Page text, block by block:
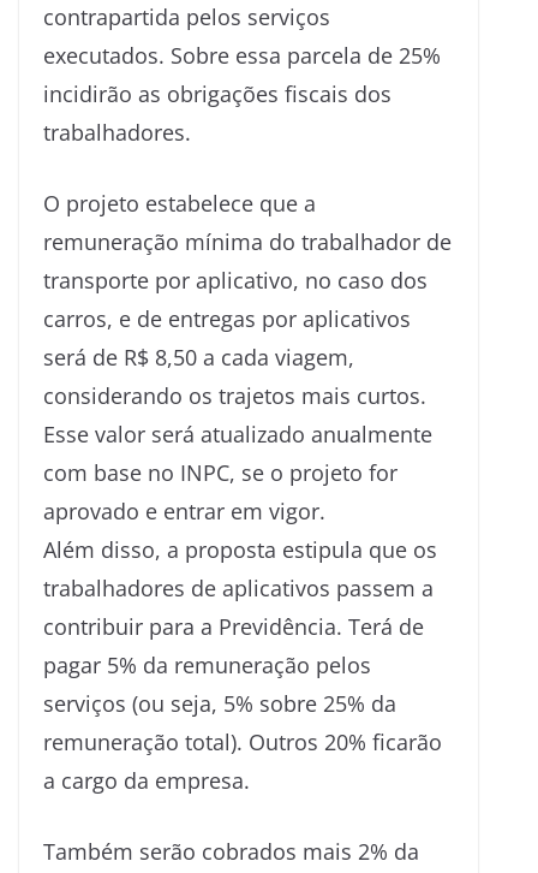
contrapartida pelos serviços
executados. Sobre essa parcela de 25%
incidirão as obrigações fiscais dos
trabalhadores.
O projeto estabelece que a
remuneração mínima do trabalhador de
transporte por aplicativo, no caso dos
carros, e de entregas por aplicativos
será de R$ 8,50 a cada viagem,
considerando os trajetos mais curtos.
Esse valor será atualizado anualmente
com base no INPC, se o projeto for
aprovado e entrar em vigor.
Além disso, a proposta estipula que os
trabalhadores de aplicativos passem a
contribuir para a Previdência. Terá de
pagar 5% da remuneração pelos
serviços (ou seja, 5% sobre 25% da
remuneração total). Outros 20% ficarão
a cargo da empresa.
Também serão cobrados mais 2% da